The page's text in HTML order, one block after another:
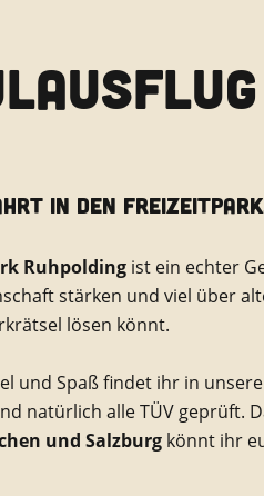
IN DEN
Ruhpolding ist ein echter
stärken und viel über
lösen könnt.
und Spaß findet ihr in
natürlich alle TÜV geprüft.
und Salzburg könnt ihr